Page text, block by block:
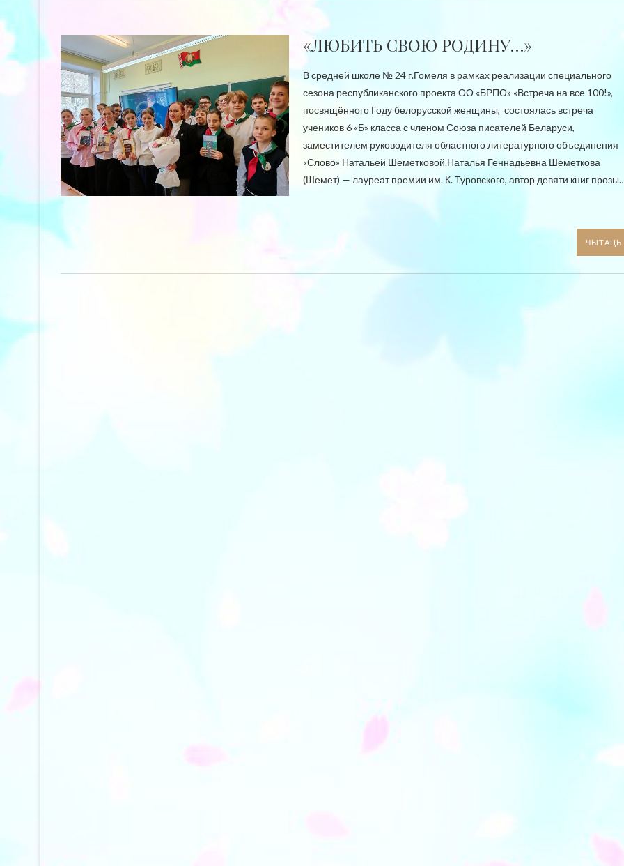
«ЛЮБИТЬ СВОЮ РОДИНУ…»
В средней школе № 24 г.Гомеля в рамках реализации специального
сезона республиканского проекта ОО «БРПО» «Встреча на все 100!»,
посвящённого Году белорусской женщины, состоялась встреча
учеников 6 «Б» класса с членом Союза писателей Беларуси,
заместителем руководителя областного литературного объединения
«Слово» Натальей Шеметковой.Наталья Геннадьевна Шеметкова
(Шемет) — лауреат премии им. К. Туровского, автор девяти книг
ЧЫТАЦЬ